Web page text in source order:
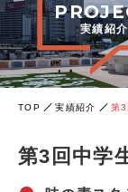
実績紹介
TOP 実績紹介 第
第3回中学